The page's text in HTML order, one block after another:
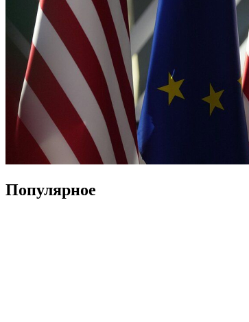
Популярное